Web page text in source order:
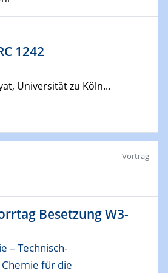
Dot Optomechanics"
in reversible and driven
1242
Universität zu Köln...
Vortrag
Besetzung W3-
– Technisch-
für die